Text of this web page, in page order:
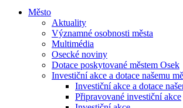
Město
Aktuality
Významné osobnosti města
Multimédia
Osecké noviny
Dotace poskytované městem Osek
Investiční akce a dotace našemu
Investiční akce a dotace
Připravované investiční akce